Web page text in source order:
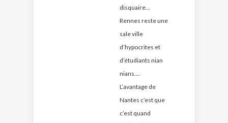
disquaire…
Rennes reste une
sale ville
d’hypocrites et
d’étudiants nian
nians….
L’avantage de
Nantes c’est que
c’est quand